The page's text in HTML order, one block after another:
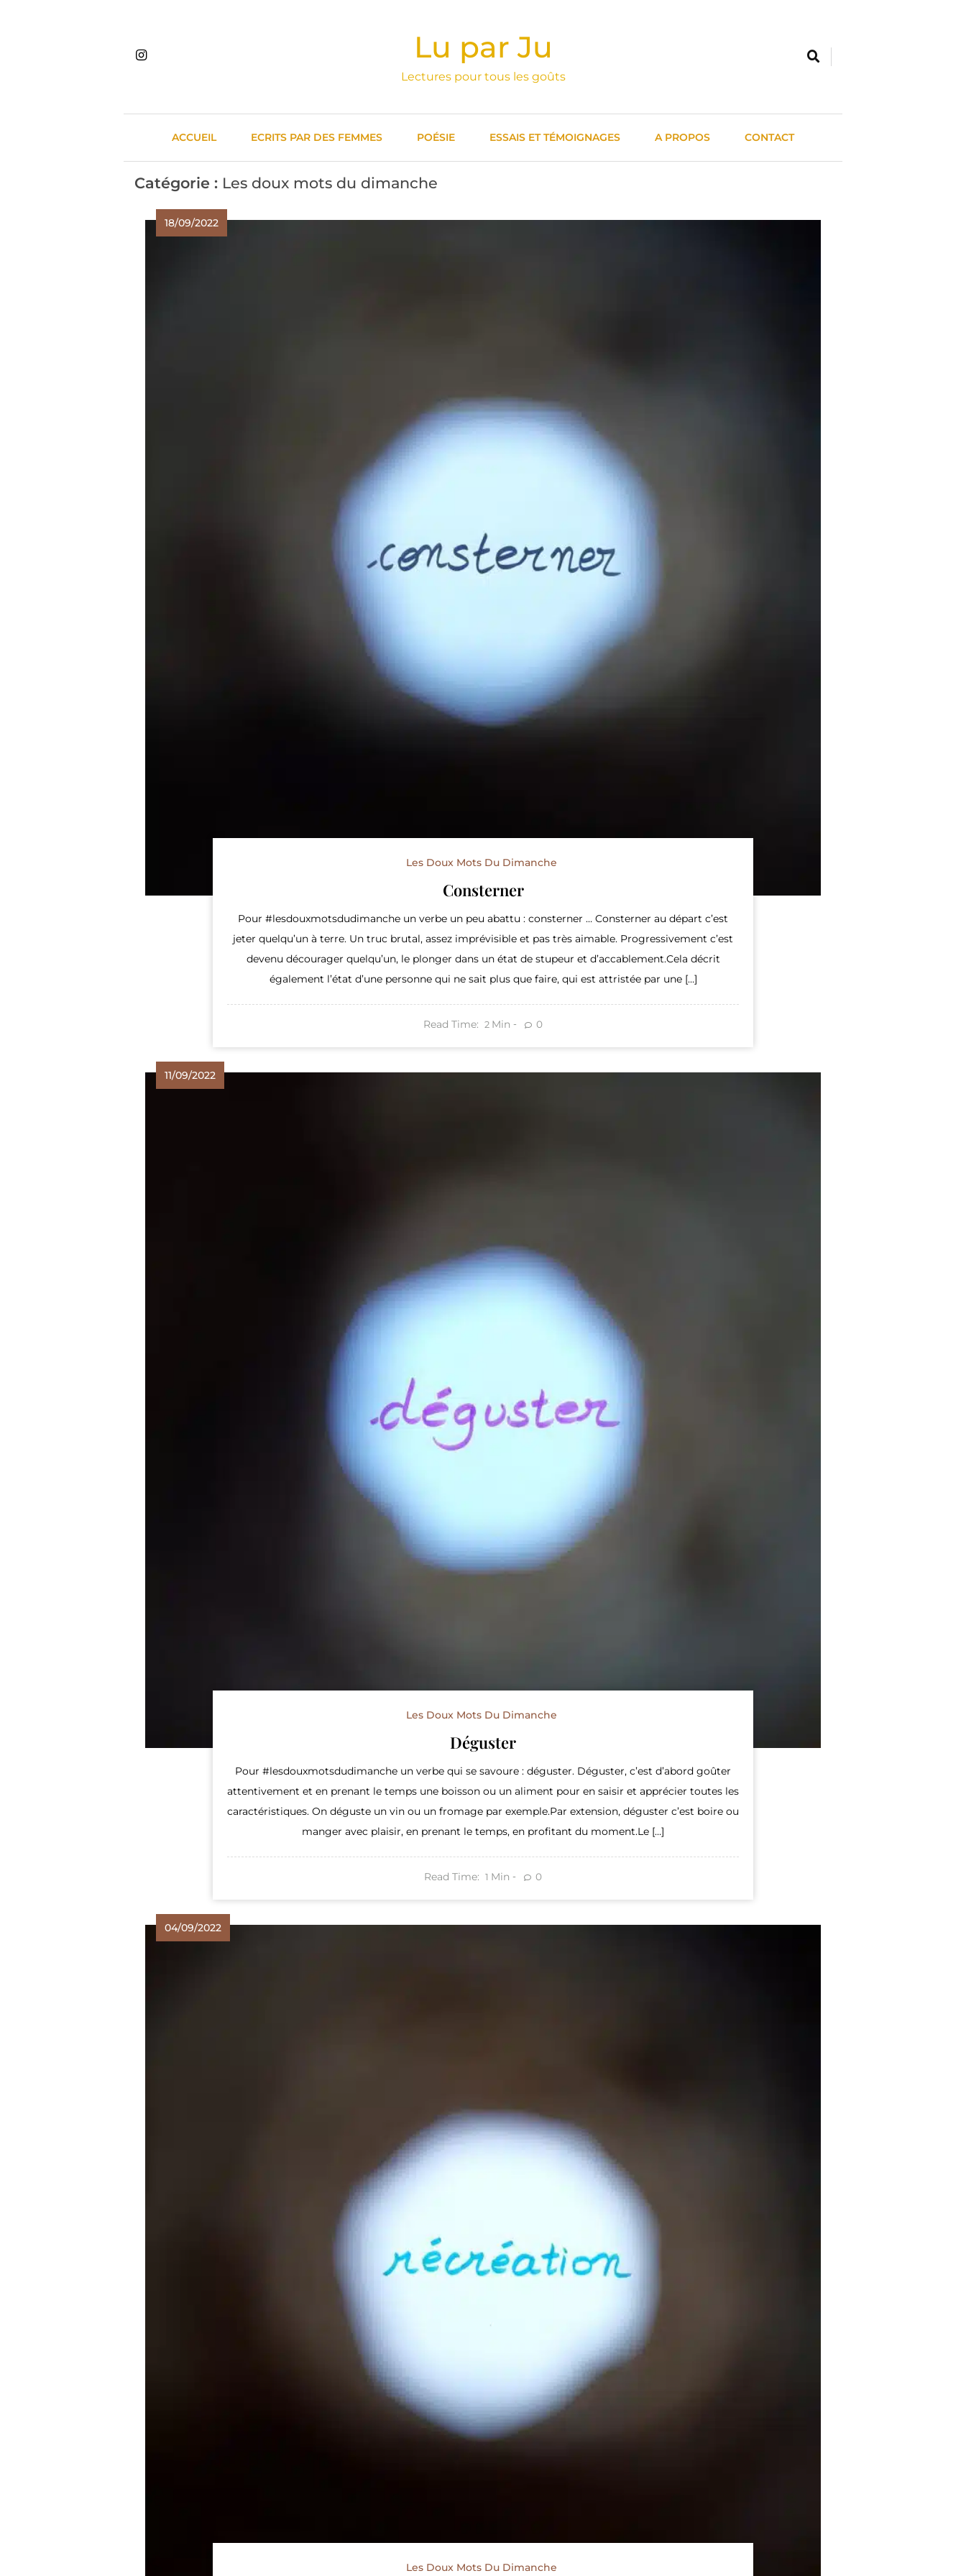
Lu par Ju
Lectures pour tous les goûts
ACCUEIL ECRITS PAR DES FEMMES POÉSIE ESSAIS ET TÉMOIGNAGES A PROPOS CONTACT
Catégorie : Les doux mots du dimanche
18/09/2022
Les Doux Mots Du Dimanche
Consterner
Pour #lesdouxmotsdudimanche un verbe un peu abattu : consterner … Consterner au départ c’est
jeter quelqu’un à terre. Un truc brutal, assez imprévisible et pas très aimable. Progressivement c’est
devenu décourager quelqu’un, le plonger dans un état de stupeur et d’accablement.Cela décrit
également l’état d’une personne qui ne sait plus que faire, qui est attristée par une […]
Read Time: 2 Min 0
11/09/2022
Les Doux Mots Du Dimanche
Déguster
Pour #lesdouxmotsdudimanche un verbe qui se savoure : déguster. Déguster, c’est d’abord goûter
attentivement et en prenant le temps une boisson ou un aliment pour en saisir et apprécier toutes les
caractéristiques. On déguste un vin ou un fromage par exemple.Par extension, déguster c’est boire ou
manger avec plaisir, en prenant le temps, en profitant du moment.Le […]
Read Time: 1 Min 0
04/09/2022
Les Doux Mots Du Dimanche